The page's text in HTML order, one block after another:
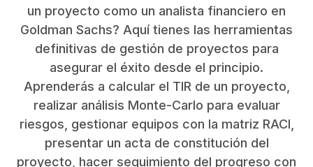
un proyecto como un analista financiero en
Goldman Sachs? Aquí tienes las herramientas
definitivas de gestión de proyectos para
asegurar el éxito desde el principio.
Aprenderás a calcular el TIR de un proyecto,
realizar análisis Monte-Carlo para evaluar
riesgos, gestionar equipos con la matriz RACI,
presentar un acta de constitución del
proyecto, hacer seguimiento del progreso con